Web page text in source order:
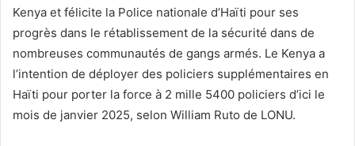
Kenya et félicite la Police nationale d’Haïti pour ses
progrès dans le rétablissement de la sécurité dans de
nombreuses communautés de gangs armés. Le Kenya a
l’intention de déployer des policiers supplémentaires en
Haïti pour porter la force à 2 mille 5400 policiers d’ici le
mois de janvier 2025, selon William Ruto de LONU.